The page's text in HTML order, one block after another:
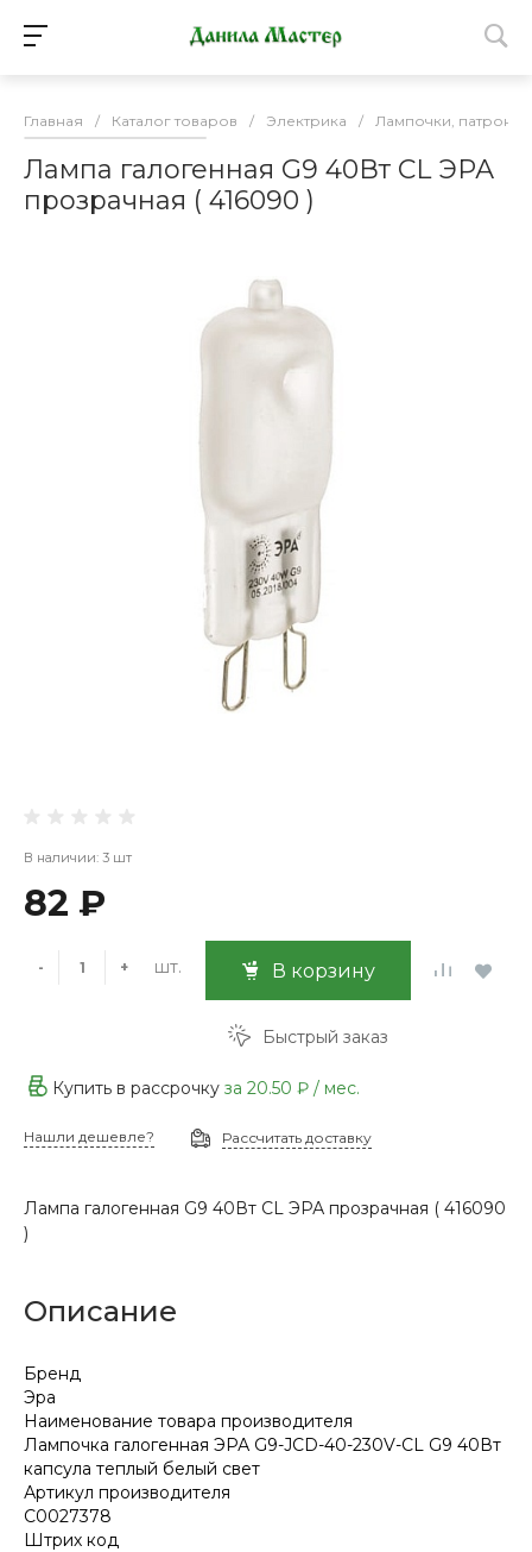
Главная / Каталог товаров / Электрика / Лампочки, патроны
Лампа галогенная G9 40Вт CL ЭРА
прозрачная ( 416090 )
В наличии: 3 шт
82 ₽
- + шт. В корзину
Быстрый заказ
Купить в рассрочку за 20.50 ₽ / мес.
Нашли дешевле? Рассчитать доставку
Лампа галогенная G9 40Вт CL ЭРА прозрачная ( 416090
)
Описание
Бренд
Эра
Наименование товара производителя
Лампочка галогенная ЭРА G9-JCD-40-230V-CL G9 40Вт
капсула теплый белый свет
Артикул производителя
C0027378
Штрих код